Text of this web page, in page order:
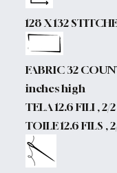
128 X 132
FABRIC 32
inches high
TELA 12.6 FILI , 2/
TOILE 12.6 FILS ,